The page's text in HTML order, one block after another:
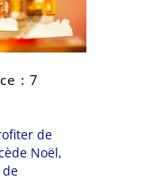
: 7
de
Noël,